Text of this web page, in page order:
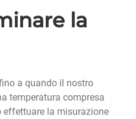
la
a quando il nostro
temperatura compresa
effettuare la misurazione